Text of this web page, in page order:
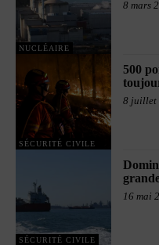
NUCLÉAIRE
8 mars
SÉCURITÉ CIVILE
500
8 juillet
SÉCURITÉ CIVILE
16 mai